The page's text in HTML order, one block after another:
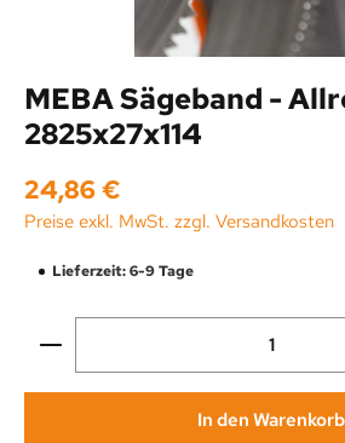
MEBA Sägeband -
2825x27x114
Regulärer Preis:
24,86 €
Preise exkl. MwSt. zzgl. Versandkosten
Lieferzeit: 6-9 Tage
Produkt Anzahl: Gib den
In den Warenkorb